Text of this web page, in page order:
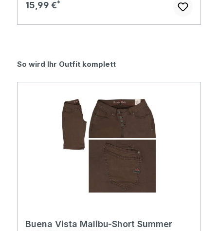
Regulärer Preis:
15,99 €
Produktgalerie überspringen
So wird Ihr Outfit komplett
Buena Vista Malibu-Short Summer